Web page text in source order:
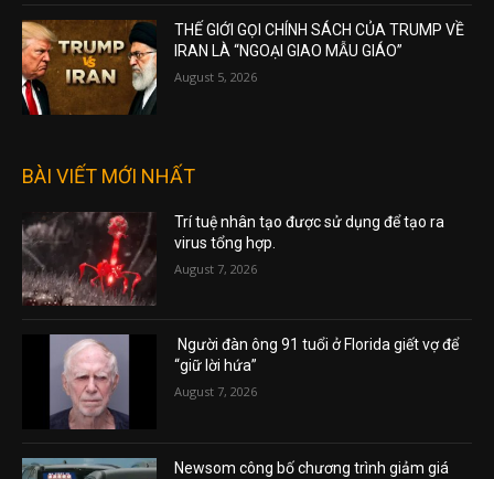
THẾ GIỚI GỌI CHÍNH SÁCH CỦA TRUMP VỀ
IRAN LÀ “NGOẠI GIAO MẪU GIÁO”
August 5, 2026
BÀI VIẾT MỚI NHẤT
Trí tuệ nhân tạo được sử dụng để tạo ra
virus tổng hợp.
August 7, 2026
Người đàn ông 91 tuổi ở Florida giết vợ để
“giữ lời hứa”
August 7, 2026
Newsom công bố chương trình giảm giá